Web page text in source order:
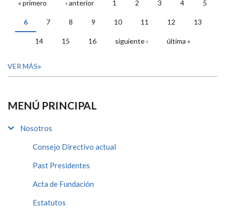
PÁGINAS
« primero ‹ anterior 1 2 3 4 5
6 7 8 9 10 11 12 13
14 15 16 siguiente › última »
VER MÁS
MENÚ PRINCIPAL
Nosotros
Consejo Directivo actual
Past Presidentes
Acta de Fundación
Estatutos